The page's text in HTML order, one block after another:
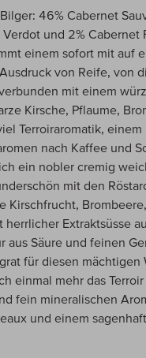
46% Cabernet
und 2% Cabernet
einem sofort mit auf
von Reife, von
mit einem
Kirsche, Pflaume,
Terroiraromatik, einem
nach Kaffee und
ein nobler cremig
mit den
Kirschfrucht,
herrlicher Extraktsüsse
aus Säure und feinen
für diesen mächtigen
einmal mehr das
fein mineralischen
und einem